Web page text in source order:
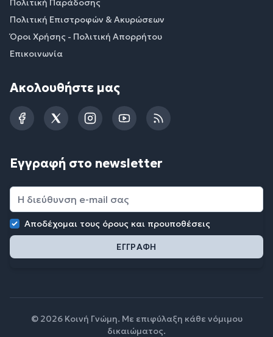
Πολιτική Παράδοσης
Πολιτική Επιστροφών & Ακυρώσεων
Όροι Χρήσης - Πολιτική Απορρήτου
Επικοινωνία
Ακολουθήστε μας
FacebookTwitterInstagramYouTubeRSS
Εγγραφή στο newsletter
Αποδέχομαι τους όρους και προυποθέσεις
© 2026 Κοινή Γνώμη. Με επιφύλαξη κάθε νόμιμου
δικαιώματος.